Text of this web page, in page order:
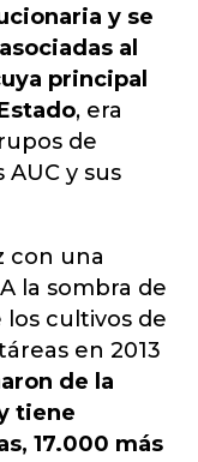
y se
al
principal
, era
de
y sus
con una
la sombra de
los cultivos de
en 2013
de la
tiene
17.000 más